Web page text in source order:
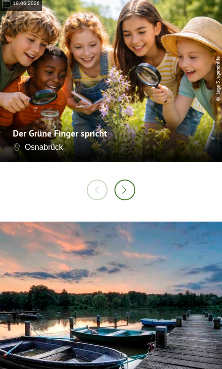
19.06.2026
Der Grüne Finger spricht
Osnabrück
© Lega S Jugendhilfe